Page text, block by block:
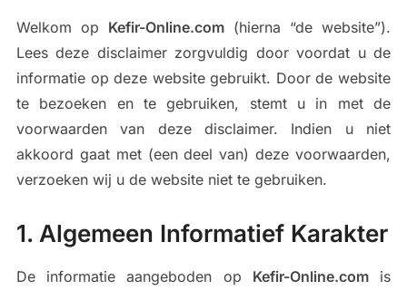
Welkom op Kefir-Online.com(hierna “de website”).
Lees deze disclaimer zorgvuldig door voordat u de
informatie op deze website gebruikt. Door de website
te bezoeken en te gebruiken, stemt u in met de
voorwaarden van deze disclaimer. Indien u niet
akkoord gaat met (een deel van) deze voorwaarden,
verzoeken wij u de website niet te gebruiken.
1. Algemeen Informatief Karakter
De informatie aangeboden op Kefir-Online.comis